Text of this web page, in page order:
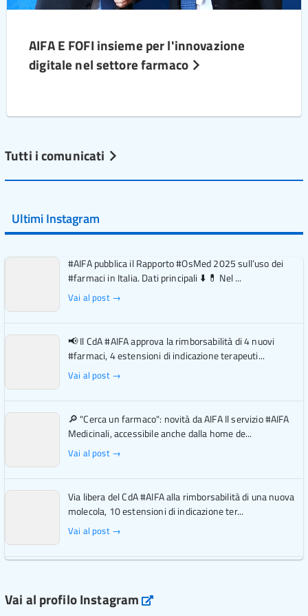
AIFA E FOFI insieme per l'innovazione
digitale nel settore farmaco
Tutti i comunicati
Ultimi Instagram
#AIFA pubblica il Rapporto #OsMed 2025 sull’uso dei
#farmaci in Italia. Dati principali ⬇️ 💊 Nel ...
Vai al post →
📢 Il CdA #AIFA approva la rimborsabilità di 4 nuovi
#farmaci, 4 estensioni di indicazione terapeuti...
Vai al post →
🔎 "Cerca un farmaco": novità da AIFA Il servizio #AIFA
Medicinali, accessibile anche dalla home de...
Vai al post →
Via libera del CdA #AIFA alla rimborsabilità di una nuova
molecola, 10 estensioni di indicazione ter...
Vai al post →
Vai al post →
Vai al profilo Instagram Instagram